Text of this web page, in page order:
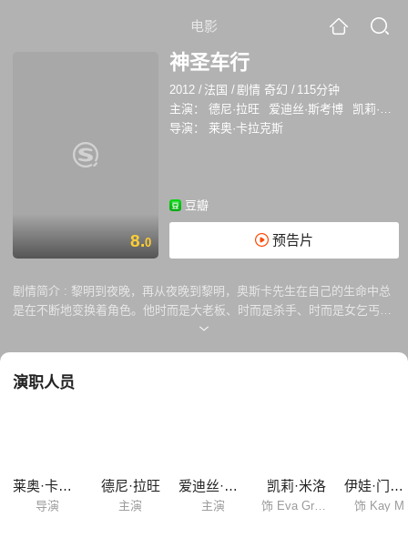
电影
8.0
神圣车行
2012 / 法国 /剧情 奇幻 / 115分钟
主演：
德尼·拉旺 爱迪丝·斯考博
凯莉·米洛
导演：
莱奥·卡拉克斯
豆瓣
预告片
剧情简介 : 黎明到夜晚，再从夜晚到黎明，奥斯卡先生在自己的生命中总
是在不断地变换着角色。他时而是大老板、时而是杀手、时而是女乞丐、
时而又是怪物或者是居家男人。就好像是旅途一般，他总是在这些人物中
郎，总是在轮胎和引擎的背后，从不现身。她开着巨大的汽车在巴黎和巴
演职人员
莱奥·卡拉克斯
导演
德尼·拉旺
主演
爱迪丝·斯考博
主演
凯莉·米洛 伊娃·门德斯
饰 Kay M